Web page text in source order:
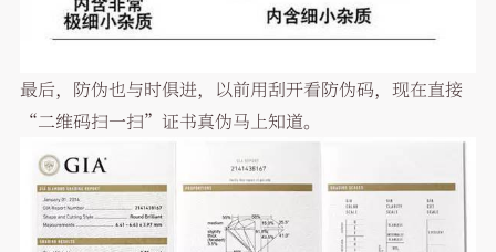
最后，防伪也与时俱进，以前用刮开看防伪码，现在直接
“二维码扫一扫”证书真伪马上知道。